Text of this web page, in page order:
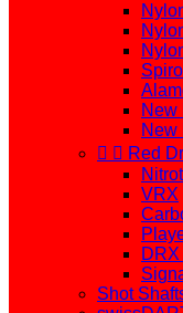
New
New
  Red
VRX
Shot